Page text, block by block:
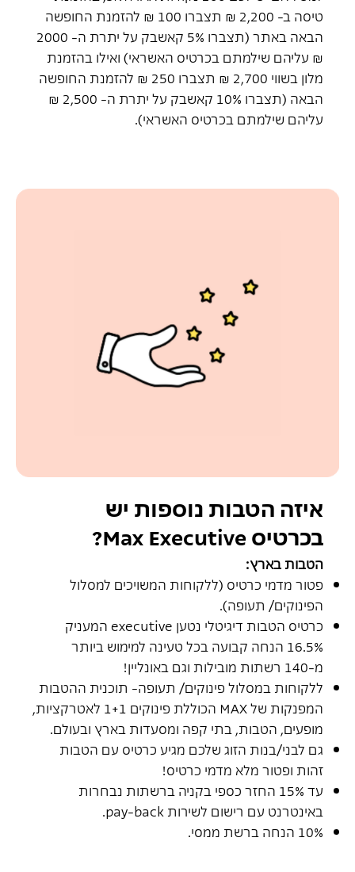
טיסה ב- 2,200 ₪ תצברו 100 ₪ להזמנת החופשה
הבאה באתר (תצברו 5% קאשבק על יתרת ה- 2000
₪ עליהם שילמתם בכרטיס האשראי) ואילו בהזמנת
מלון בשווי 2,700 ₪ תצברו 250 ₪ להזמנת החופשה
הבאה (תצברו 10% קאשבק על יתרת ה- 2,500 ₪
עליהם שילמתם בכרטיס האשראי).
איזה הטבות נוספות יש
בכרטיס Max Executive?
הטבות בארץ:
פטור מדמי כרטיס (ללקוחות המשויכים למסלול
הפינוקים/ תעופה).
כרטיס הטבות דיגיטלי נטען executive המעניק
16.5% הנחה קבועה בכל טעינה למימוש ביותר
מ-140 רשתות מובילות וגם באונליין!
ללקוחות במסלול פינוקים/ תעופה- תוכנית ההטבות
המפנקות של MAX הכוללת פינוקים 1+1 לאטרקציות,
מופעים, הטבות, בתי קפה ומסעדות בארץ ובעולם.
גם לבני/בנות הזוג שלכם מגיע כרטיס עם הטבות
זהות ופטור מלא מדמי כרטיס!
עד 15% החזר כספי בקניה ברשתות נבחרות
באינטרנט עם רישום לשירות pay-back.
10% הנחה ברשת ממסי.